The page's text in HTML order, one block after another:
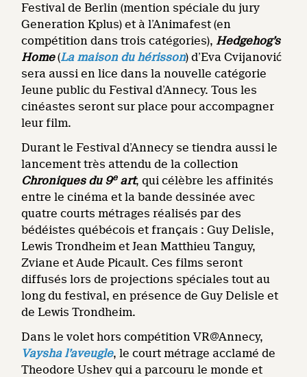
Festival de Berlin (mention spéciale du jury
Generation Kplus) et à l’Animafest (en
compétition dans trois catégories), Hedgehog’s
Home(La maison du hérisson) d’Eva Cvijanović
sera aussi en lice dans la nouvelle catégorie
Jeune public du Festival d’Annecy. Tous les
cinéastes seront sur place pour accompagner
leur film.
Durant le Festival d’Annecy se tiendra aussi le
lancement très attendu de la collection
Chroniques du 9eart, qui célèbre les affinités
entre le cinéma et la bande dessinée avec
quatre courts métrages réalisés par des
bédéistes québécois et français : Guy Delisle,
Lewis Trondheim et Jean Matthieu Tanguy,
Zviane et Aude Picault. Ces films seront
diffusés lors de projections spéciales tout au
long du festival, en présence de Guy Delisle et
de Lewis Trondheim.
Dans le volet hors compétition VR@Annecy,
Vaysha l’aveugle, le court métrage acclamé de
Theodore Ushev qui a parcouru le monde et